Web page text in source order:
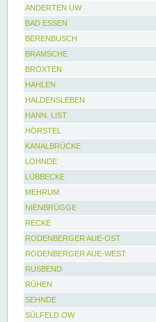
ANDERTEN UW
BAD ESSEN
BERENBUSCH
BRAMSCHE
BROXTEN
HAHLEN
HALDENSLEBEN
HANN. LIST
HÖRSTEL
KANALBRÜCKE
LOHNDE
LÜBBECKE
MEHRUM
NIENBRÜGGE
RECKE
RODENBERGER AUE-OST
RODENBERGER AUE-WEST
RUSBEND
RÜHEN
SEHNDE
SÜLFELD OW